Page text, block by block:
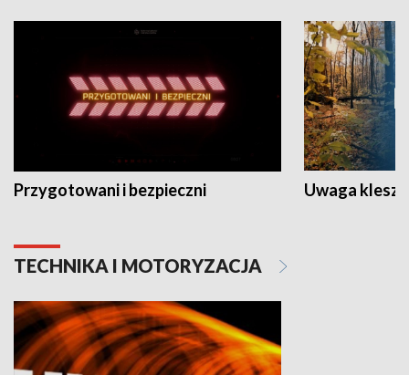
Przygotowani i bezpieczni Uwaga
TECHNIKA I MOTORYZACJA